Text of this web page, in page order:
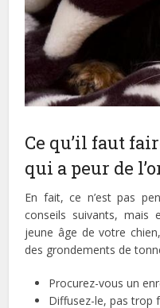
Ce qu’il faut
qui a peur de
En fait, ce n’est pas
conseils suivants,
jeune âge de votre
des grondements de
Procurez-vous un
Diffusez-le, pas trop